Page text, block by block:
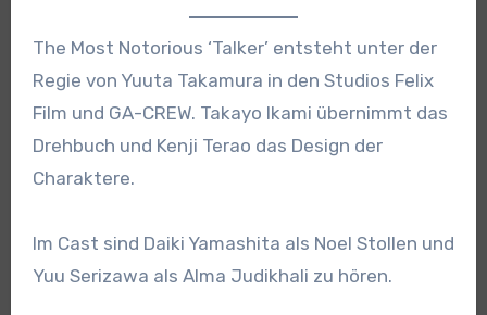
The Most Notorious ‘Talker’ entsteht unter der
Regie von Yuuta Takamura in den Studios Felix
Film und GA-CREW. Takayo Ikami übernimmt das
Drehbuch und Kenji Terao das Design der
Charaktere.
Im Cast sind Daiki Yamashita als Noel Stollen und
Yuu Serizawa als Alma Judikhali zu hören.